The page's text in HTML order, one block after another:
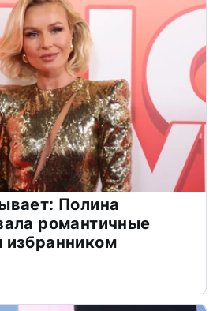
Полина
романтичные